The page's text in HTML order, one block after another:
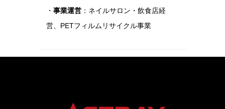
・ 事業運営：ネイルサロン・飲食店経
営、PETフィルムリサイクル事業